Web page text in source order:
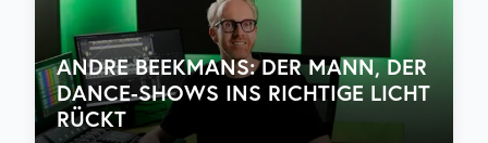
ANDRE BEEKMANS: DER MANN, DER
DANCE-SHOWS INS RICHTIGE LICHT
RÜCKT